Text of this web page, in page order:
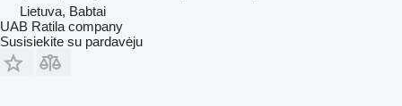
Lietuva, Babtai
UAB Ratila company
Susisiekite su pardavėju